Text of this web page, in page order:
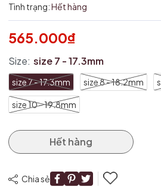
Tình trạng:Hết hàng
565.000₫
Size: size 7 - 17.3mm
size 7 - 17.3mm size 8 - 18.2mm
size 10 - 19.8mm
Hết hàng
Chia sẻ